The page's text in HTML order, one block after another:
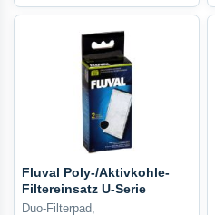
Fluval Poly-/Aktivkohle-
Filtereinsatz U-Serie
Duo-Filterpad,